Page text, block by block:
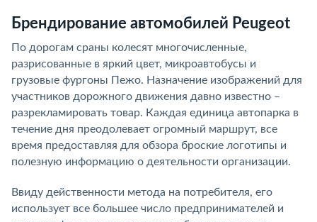
Брендирование автомобилей Peugeot
По дорогам сраны колесят многочисленные,
разрисованные в яркий цвет, микроавтобусы и
грузовые фургоны Пежо. Назначение изображений для
участников дорожного движения давно известно –
разрекламировать товар. Каждая единица автопарка в
течение дня преодолевает огромный маршрут, все
время предоставляя для обзора броские логотипы и
полезную информацию о деятельности организации.
Ввиду действенности метода на потребителя, его
использует все большее число предпринимателей и